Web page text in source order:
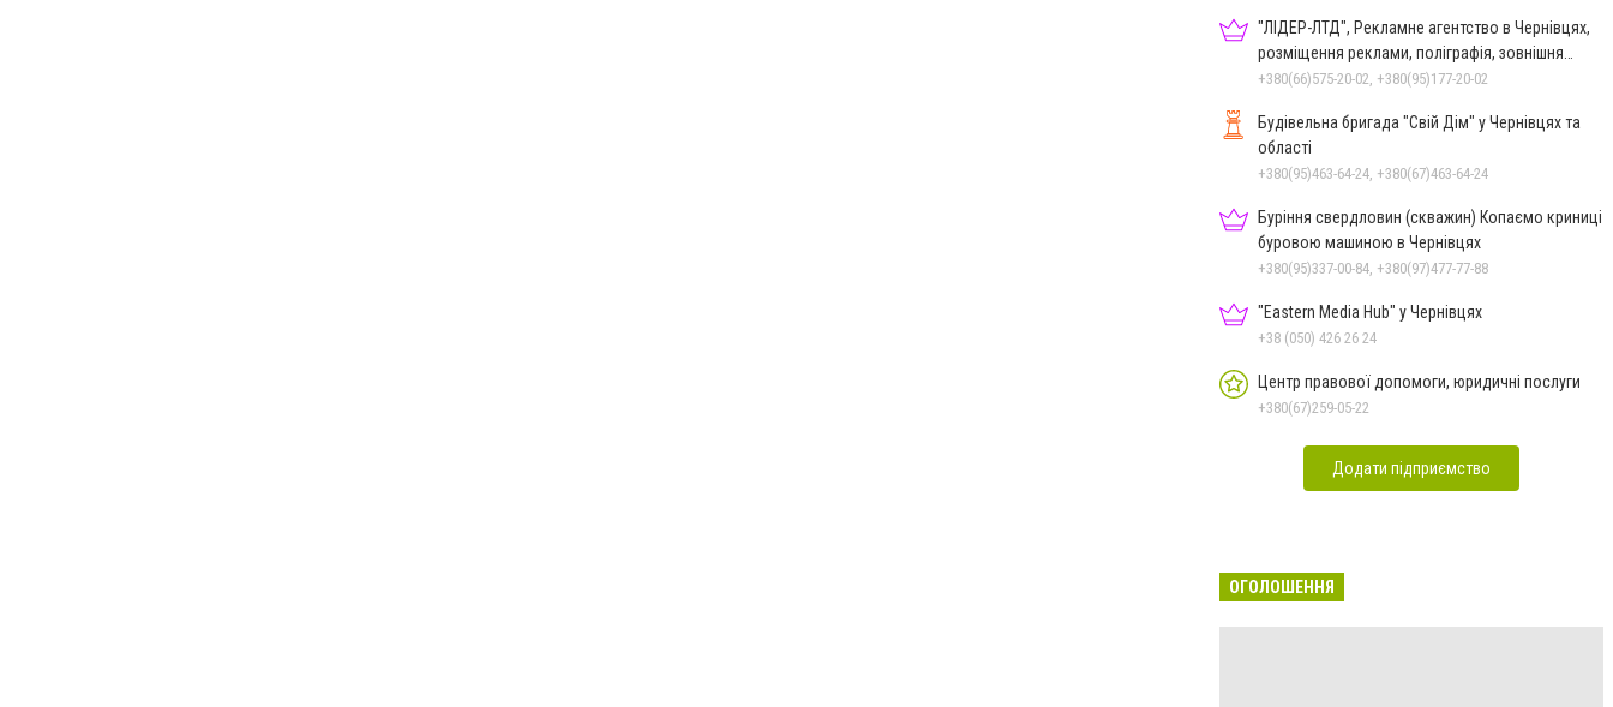
"ЛІДЕР-ЛТД", Рекламне агентство в Чернівцях,
розміщення реклами, поліграфія, зовнішня
реклама
+380(66)575-20-02, +380(95)177-20-02
Будівельна бригада "Свій Дім" у Чернівцях та
області
+380(95)463-64-24, +380(67)463-64-24
Буріння свердловин (скважин) Копаємо криниці
буровою машиною в Чернівцях
+380(95)337-00-84, +380(97)477-77-88
"Eastern Media Hub" у Чернівцях
+38 (050) 426 26 24
Центр правової допомоги, юридичні послуги
+380(67)259-05-22
Додати підприємство
ОГОЛОШЕННЯ